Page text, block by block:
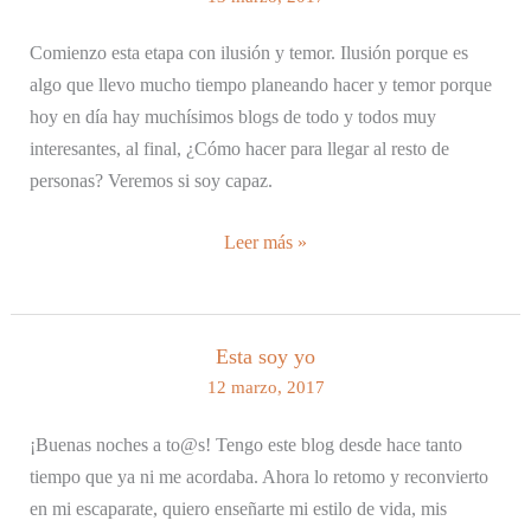
Comienzo esta etapa con ilusión y temor. Ilusión porque es
algo que llevo mucho tiempo planeando hacer y temor porque
hoy en día hay muchísimos blogs de todo y todos muy
interesantes, al final, ¿Cómo hacer para llegar al resto de
personas? Veremos si soy capaz.
¿Cómo
Leer más »
Esta soy yo
12 marzo, 2017
¡Buenas noches a to@s! Tengo este blog desde hace tanto
tiempo que ya ni me acordaba. Ahora lo retomo y reconvierto
en mi escaparate, quiero enseñarte mi estilo de vida, mis